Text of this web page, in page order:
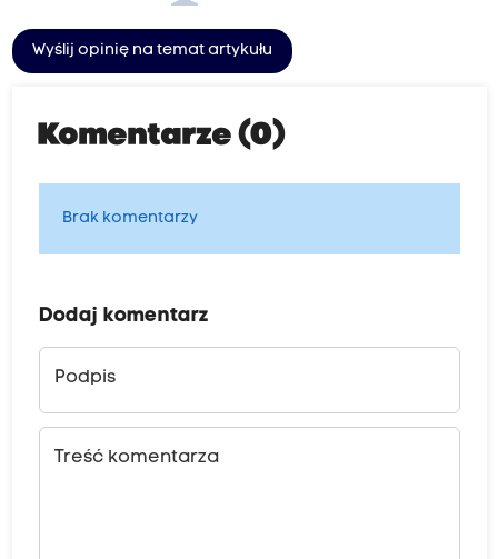
Wyślij opinię na temat artykułu
Komentarze (0)
Brak komentarzy
Dodaj komentarz
Podpis
Treść komentarza